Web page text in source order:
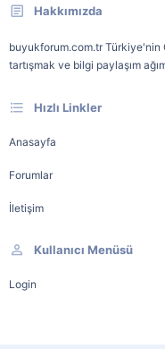
Hakkımızda
buyukforum.com.tr Türkiye'nin
tartışmak ve bilgi paylaşım
Hızlı Linkler
Anasayfa
Forumlar
İletişim
Kullanıcı Menüsü
Login